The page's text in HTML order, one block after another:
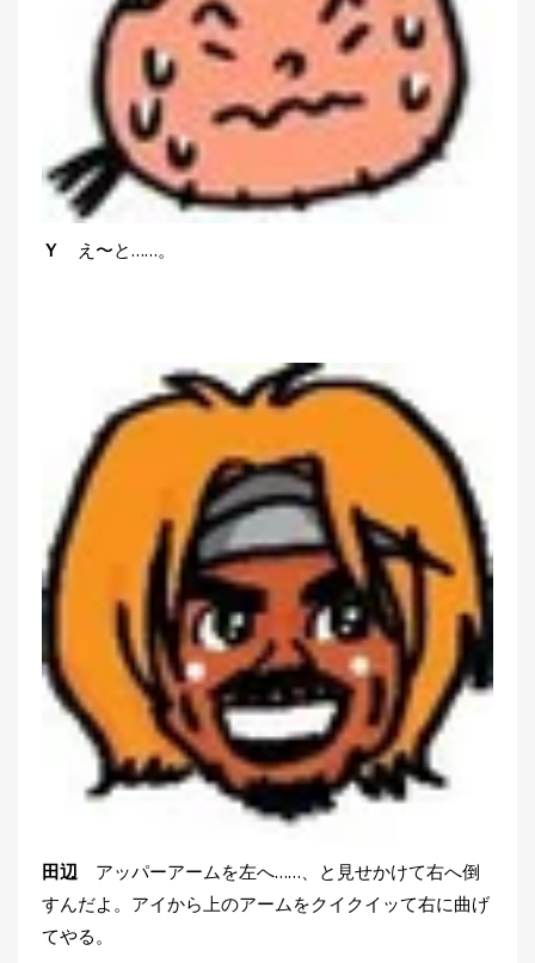
Ｙ え〜と……。
田辺 アッパーアームを左へ……、と見せかけて右へ倒
すんだよ。アイから上のアームをクイクイッて右に曲げ
てやる。